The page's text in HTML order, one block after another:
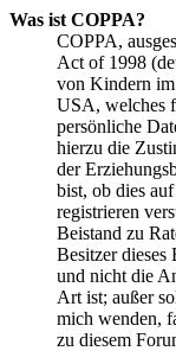
Was ist COPPA?
COPPA,
Act of 1998
von Kindern im
USA, welches
persönliche
hierzu die
der
bist, ob dies
registrieren
Beistand zu
Besitzer dieses
und nicht die
Art ist; außer
mich wenden,
zu diesem